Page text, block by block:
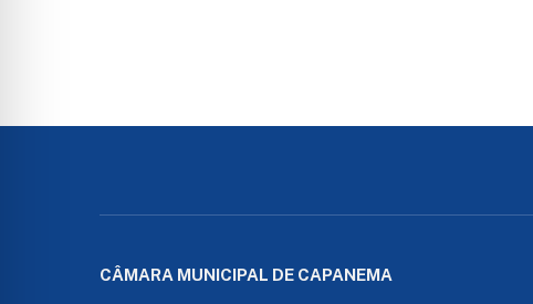
CÂMARA MUNICIPAL DE CAPANEMA